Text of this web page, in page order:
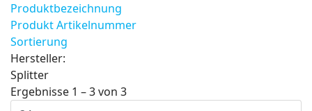
Produktbezeichnung
Produkt Artikelnummer
Sortierung
Hersteller:
Splitter
Ergebnisse 1 – 3 von 3